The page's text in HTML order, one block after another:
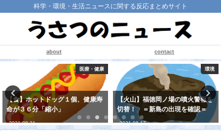
科学・環境・生活ニュースに関する反応まとめサイト
about contact
環境
【火山】福徳岡ノ場の噴火警報を
切替！ ＝新島の出現を確認＝
2021-08-17
医療・健康
【代謝】ヒトの代謝は、「２０代
から５０代では低下しない」！
2021-08-28